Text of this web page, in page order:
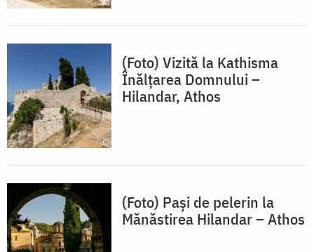
(Foto) Vizită la Kathisma
Înălțarea Domnului –
Hilandar, Athos
(Foto) Pași de pelerin la
Mănăstirea Hilandar – Athos